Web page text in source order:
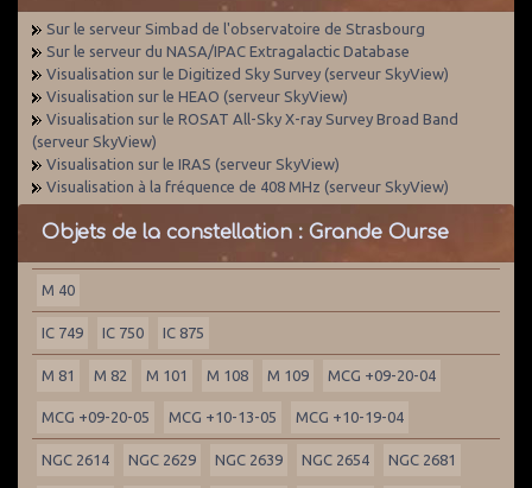
Sur le serveur Simbad de l'observatoire de Strasbourg
Sur le serveur du NASA/IPAC Extragalactic Database
Visualisation sur le Digitized Sky Survey (serveur SkyView)
Visualisation sur le HEAO (serveur SkyView)
Visualisation sur le ROSAT All-Sky X-ray Survey Broad Band
(serveur SkyView)
Visualisation sur le IRAS (serveur SkyView)
Visualisation à la fréquence de 408 MHz (serveur SkyView)
Objets de la constellation : Grande Ourse
M 40
IC 749 IC 750 IC 875
M 81 M 82 M 101 M 108 M 109 MCG +09-20-04
MCG +09-20-05 MCG +10-13-05 MCG +10-19-04
NGC 2614 NGC 2629 NGC 2639 NGC 2654 NGC 2681